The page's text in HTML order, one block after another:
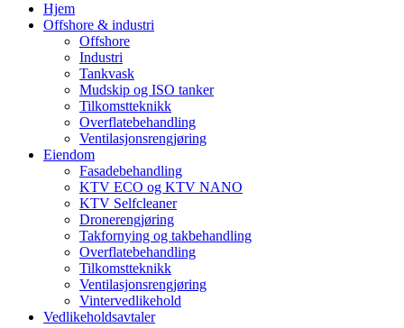
Hjem
Offshore & industri
Offshore
Industri
Tankvask
Mudskip og ISO tanker
Tilkomstteknikk
Overflatebehandling
Ventilasjonsrengjøring
Eiendom
Fasadebehandling
KTV ECO og KTV NANO
KTV Selfcleaner
Dronerengjøring
Takfornying og takbehandling
Overflatebehandling
Tilkomstteknikk
Ventilasjonsrengjøring
Vintervedlikehold
Vedlikeholdsavtaler